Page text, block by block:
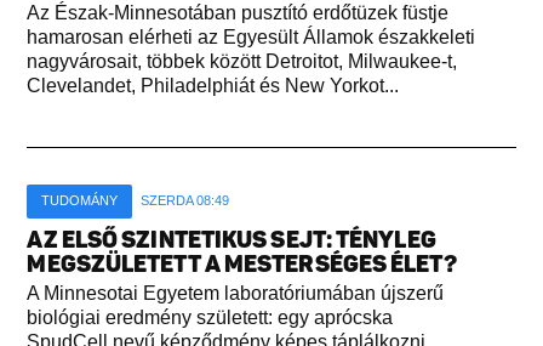
Az Észak-Minnesotában pusztító erdőtüzek füstje
hamarosan elérheti az Egyesült Államok északkeleti
nagyvárosait, többek között Detroitot, Milwaukee-t,
Clevelandet, Philadelphiát és New Yorkot...
TUDOMÁNY SZERDA 08:49
AZ ELSŐ SZINTETIKUS SEJT: TÉNYLEG
MEGSZÜLETETT A MESTERSÉGES ÉLET?
A Minnesotai Egyetem laboratóriumában újszerű
biológiai eredmény született: egy aprócska